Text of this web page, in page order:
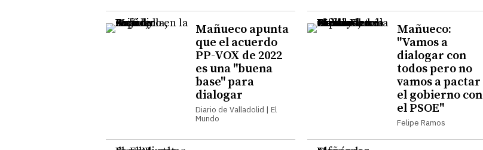
Mañueco apunta
que el acuerdo
PP-VOX de 2022
es una "buena
base" para
dialogar
Diario de Valladolid | El
Mundo
Mañueco:
"Vamos a
dialogar con
todos pero no
vamos a pactar
el gobierno con
el PSOE"
Felipe Ramos